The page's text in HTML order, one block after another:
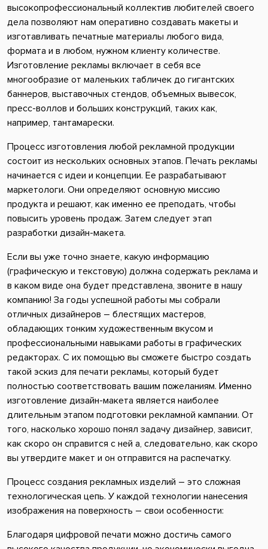
высокопрофессиональный коллектив любителей своего
дела позволяют нам оперативно создавать макеты и
изготавливать печатные материалы любого вида,
формата и в любом, нужном клиенту количестве.
Изготовление рекламы включает в себя все
многообразие от маленьких табличек до гигантских
баннеров, выставочных стендов, объемных вывесок,
пресс-воллов и больших конструкций, таких как,
например, тантамарески.
Процесс изготовления любой рекламной продукции
состоит из нескольких основных этапов. Печать рекламы
начинается с идеи и концепции. Ее разрабатывают
маркетологи. Они определяют основную миссию
продукта и решают, как именно ее преподать, чтобы
повысить уровень продаж. Затем следует этап
разработки дизайн-макета.
Если вы уже точно знаете, какую информацию
(графическую и текстовую) должна содержать реклама и
в каком виде она будет представлена, звоните в нашу
компанию! За годы успешной работы мы собрали
отличных дизайнеров – блестящих мастеров,
обладающих тонким художественным вкусом и
профессиональными навыками работы в графических
редакторах. С их помощью вы сможете быстро создать
такой эскиз для печати рекламы, который будет
полностью соответствовать вашим пожеланиям. Именно
изготовление дизайн-макета является наиболее
длительным этапом подготовки рекламной кампании. От
того, насколько хорошо понял задачу дизайнер, зависит,
как скоро он справится с ней а, следовательно, как скоро
вы утвердите макет и он отправится на распечатку.
Процесс создания рекламных изделий – это сложная
технологическая цепь. У каждой технологии нанесения
изображения на поверхность – свои особенности:
Благодаря цифровой печати можно достичь самого